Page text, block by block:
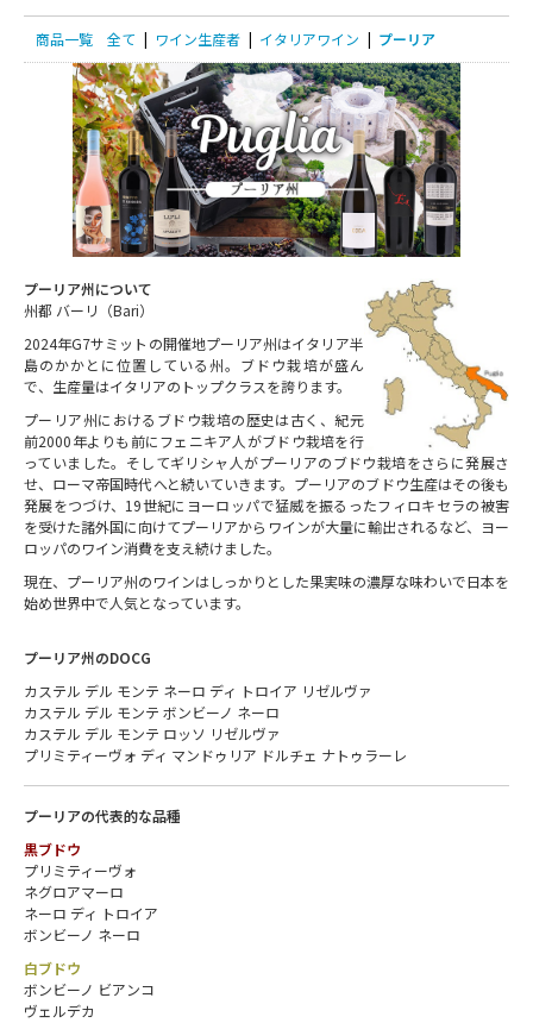
商品一覧 全て | ワイン生産者 | イタリアワイン | プーリア
プーリア州について
州都 バーリ（Bari）
2024年G7サミットの開催地プーリア州はイタリア半
島のかかとに位置している州。ブドウ栽培が盛ん
で、生産量はイタリアのトップクラスを誇ります。
プーリア州におけるブドウ栽培の歴史は古く、紀元
前2000年よりも前にフェニキア人がブドウ栽培を行
っていました。そしてギリシャ人がプーリアのブドウ栽培をさらに発展さ
せ、ローマ帝国時代へと続いていきます。プーリアのブドウ生産はその後も
発展をつづけ、19世紀にヨーロッパで猛威を振るったフィロキセラの被害
を受けた諸外国に向けてプーリアからワインが大量に輸出されるなど、ヨー
ロッパのワイン消費を支え続けました。
現在、プーリア州のワインはしっかりとした果実味の濃厚な味わいで日本を
始め世界中で人気となっています。
プーリア州のDOCG
カステル デル モンテ ネーロ ディ トロイア リゼルヴァ
カステル デル モンテ ボンビーノ ネーロ
カステル デル モンテ ロッソ リゼルヴァ
プリミティーヴォ ディ マンドゥリア ドルチェ ナトゥラーレ
プーリアの代表的な品種
黒ブドウ
プリミティーヴォ
ネグロアマーロ
ネーロ ディ トロイア
ボンビーノ ネーロ
白ブドウ
ボンビーノ ビアンコ
ヴェルデカ